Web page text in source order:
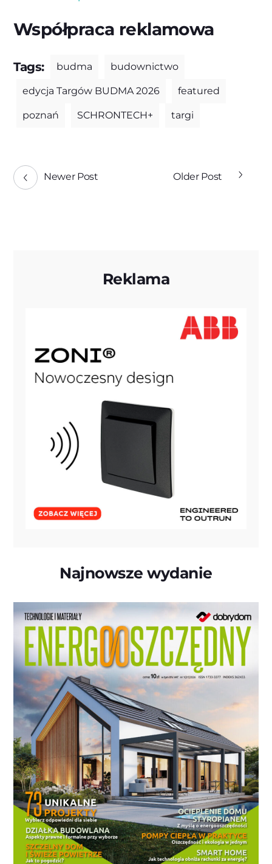
Współpraca reklamowa
Tags: budma budownictwo
edycja Targów BUDMA 2026 featured
poznań SCHRONTECH+ targi
Newer Post Older Post
Reklama
Najnowsze wydanie